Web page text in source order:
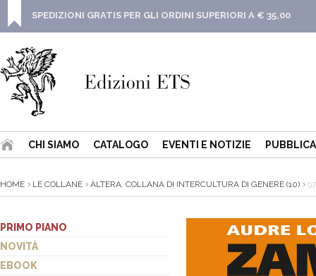
SPEDIZIONI GRATIS PER GLI ORDINI SUPERIORI A € 35,00
CHI SIAMO CATALOGO EVENTI E NOTIZIE
HOME LE COLLANE ÀLTERA. COLLANA DI INTERCULTURA DI GENERE (10)
PRIMO PIANO
NOVITÀ
EBOOK